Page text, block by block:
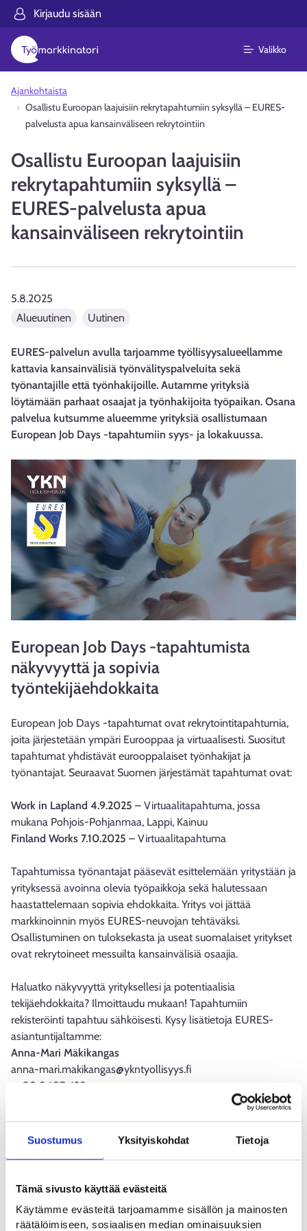
Suostumus Yksityiskohdat Tietoja
Tämä sivusto käyttää evästeitä
Käytämme evästeitä tarjoamamme sisällön ja mainosten
räätälöimiseen, sosiaalisen median ominaisuuksien
Kirjaudu sisään
Valikko
Ajankohtaista
Osallistu Euroopan laajuisiin rekrytapahtumiin syksyllä – EURES-
palvelusta apua kansainväliseen rekrytointiin
Osallistu Euroopan laajuisiin
rekrytapahtumiin syksyllä –
EURES-palvelusta apua
kansainväliseen rekrytointiin
5.8.2025
Alueuutinen
Uutinen
EURES-palvelun avulla tarjoamme työllisyysalueellamme
kattavia kansainvälisiä työnvälityspalveluita sekä
työnantajille että työnhakijoille. Autamme yrityksiä
löytämään parhaat osaajat ja työnhakijoita työpaikan. Osana
palvelua kutsumme alueemme yrityksiä osallistumaan
European Job Days -tapahtumiin syys- ja lokakuussa.
European Job Days -tapahtumista
näkyvyyttä ja sopivia
työntekijäehdokkaita
European Job Days -tapahtumat ovat rekrytointitapahtumia,
joita järjestetään ympäri Eurooppaa ja virtuaalisesti. Suositut
tapahtumat yhdistävät eurooppalaiset työnhakijat ja
työnantajat. Seuraavat Suomen järjestämät tapahtumat ovat:
Work in Lapland 4.9.2025 – Virtuaalitapahtuma, jossa
mukana Pohjois-Pohjanmaa, Lappi, Kainuu
Finland Works 7.10.2025 – Virtuaalitapahtuma
Tapahtumissa työnantajat pääsevät esittelemään yritystään ja
yrityksessä avoinna olevia työpaikkoja sekä halutessaan
haastattelemaan sopivia ehdokkaita. Yritys voi jättää
markkinoinnin myös EURES-neuvojan tehtäväksi.
Osallistuminen on tuloksekasta ja useat suomalaiset yritykset
ovat rekrytoineet messuilta kansainvälisiä osaajia.
Haluatko näkyvyyttä yrityksellesi ja potentiaalisia
tekijäehdokkaita? Ilmoittaudu mukaan! Tapahtumiin
rekisteröinti tapahtuu sähköisesti. Kysy lisätietoja EURES-
asiantuntijaltamme:
Anna-Mari Mäkikangas
anna-mari.makikangas@ykntyollisyys.fi
p. 08 8407 428
European Job Days -tapahtumat järjestää EURES, Euroopan
työvoimapalvelujen verkosto ja Euroopan komissio.
rekrytoinnissa
YKN-työllisyysalueen EURES- ja kansainvälisen